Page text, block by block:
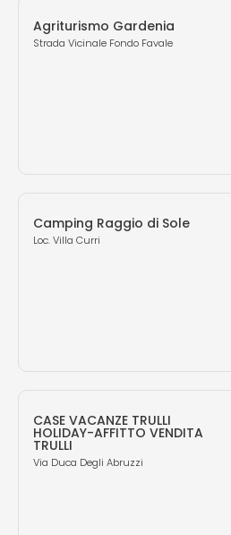
Agriturismo Gardenia
Strada Vicinale Fondo Favale
Camping Raggio di Sole
Loc. Villa Curri
CASE VACANZE TRULLI
HOLIDAY-AFFITTO VENDITA
TRULLI
Via Duca Degli Abruzzi